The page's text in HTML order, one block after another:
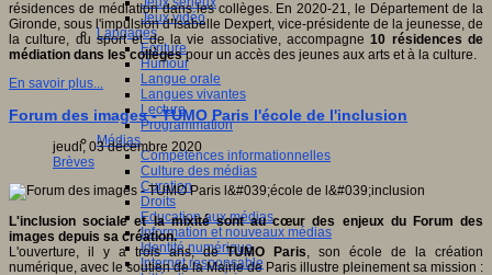
Jeux vidéo
Langages
Ecriture
Humour
Langue orale
Langues vivantes
Lecture
Programmation
Médias
Compétences informationnelles
Culture des médias
Curation
Droits
Education aux médias
Information et nouveaux médias
Identité numérique
Internet responsable
résidences de médiation dans les collèges. En 2020-21, le Département de la
Gironde, sous l'impulsion d’Isabelle Dexpert, vice-présidente de la jeunesse, de
la culture, du sport et de la vie associative, accompagne10 résidences de
médiation dans les collègespour un accès des jeunes aux arts et à la culture.
En savoir plus...
Forum des images - TUMO Paris l'école de l'inclusion
jeudi, 03 décembre 2020
Brèves
L'inclusion sociale et la mixité sont au cœur des enjeux du Forum des
images depuis sa création.
L'ouverture, il y a trois ans, deTUMO Paris, son école de la création
numérique, avec le soutien de la Mairie de Paris illustre pleinement sa mission :